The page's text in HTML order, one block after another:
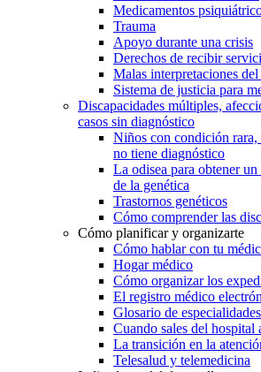
Medicamentos
Trauma
Apoyo durante una crisis
Derechos de recibir
Malas interpretaciones
Sistema de justicia para
Discapacidades múltiples,
casos sin diagnóstico
Niños con condición
no tiene diagnóstico
La odisea para obtener
de la genética
Trastornos genéticos
Cómo comprender las
Cómo planificar y organizarte
Cómo hablar con tu
Hogar médico
Cómo organizar los
El registro médico
Glosario de
Cuando sales del hospital
La transición en la
Telesalud y telemedicina